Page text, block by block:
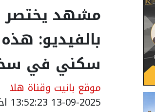
مشهد يختصر
بالفيديو:
سكني في
موقع بانيت وقناة هلا
13-09-2025 13:52:23